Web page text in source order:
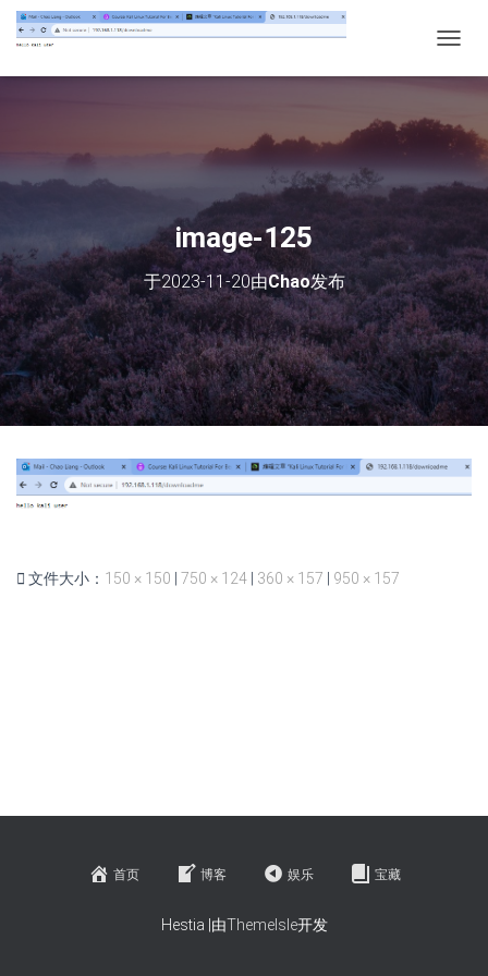
换
image-125
于2023-11-20由Chao发布
文件大小： 150 × 150 750 × 124 360 × 157 950 × 157
首页 博客 娱乐 宝藏
Hestia |由ThemeIsle开发